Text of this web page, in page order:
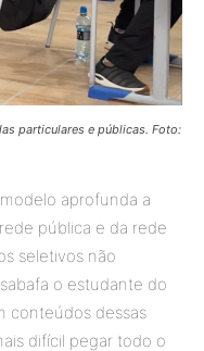
particulares e públicas. Foto:
aprofunda a
pública e da rede
seletivos não
o estudante do
conteúdos dessas
difícil pegar todo o